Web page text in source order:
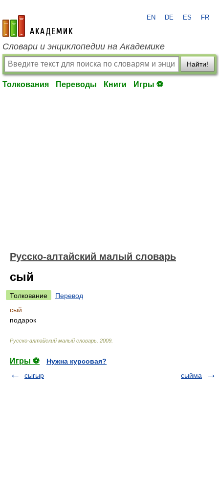
academic.ru
EN DE ES FR
Словари и энциклопедии на Академике
Найти!
Толкования Переводы Книги Игры ⚽
Русско-алтайский малый словарь
сый
Толкование
Перевод
сый
подарок
Русско-алтайский малый словарь 2009
Игры ⚽
Нужна курсовая?
сыгыр
сыйма